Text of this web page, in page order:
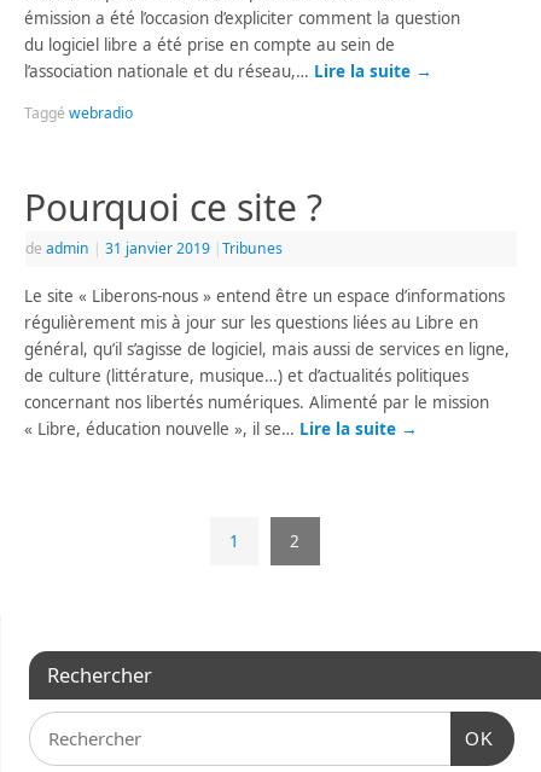
émission a été l’occasion d’expliciter comment la question
du logiciel libre a été prise en compte au sein de
l’association nationale et du réseau,… Lire la suite →
Taggéwebradio
Pourquoi ce site ?
deadmin | 31 janvier 2019 |Tribunes
Le site « Liberons-nous » entend être un espace d’informations
régulièrement mis à jour sur les questions liées au Libre en
général, qu’il s’agisse de logiciel, mais aussi de services en ligne,
de culture (littérature, musique…) et d’actualités politiques
concernant nos libertés numériques. Alimenté par le mission
« Libre, éducation nouvelle », il se… Lire la suite →
1 2
Rechercher
OK